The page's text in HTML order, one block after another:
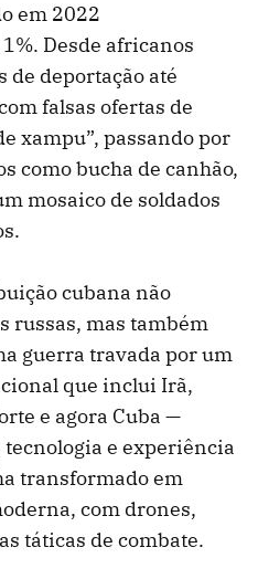
em 2022
Desde africanos
de deportação até
falsas ofertas de
xampu”, passando por
como bucha de canhão,
mosaico de soldados
cubana não
russas, mas também
guerra travada por um
que inclui Irã,
e agora Cuba —
e experiência
transformado em
com drones,
táticas de combate.